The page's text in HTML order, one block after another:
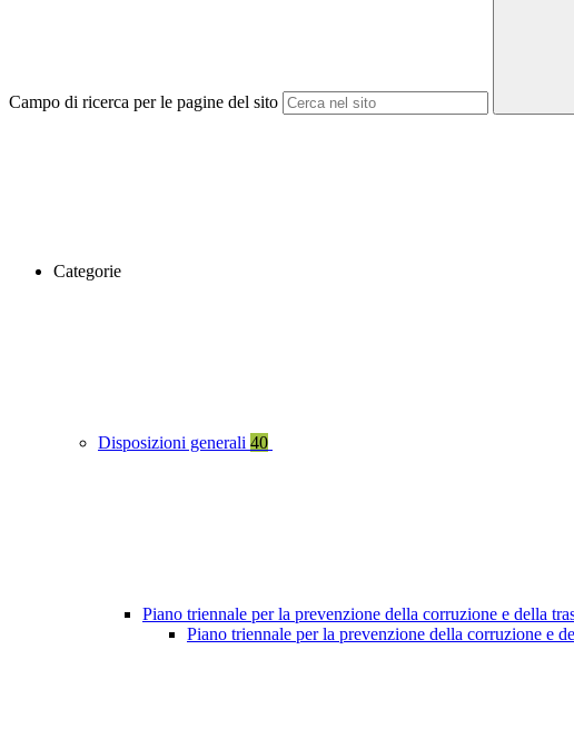
Campo di ricerca per le pagine del sito
Categorie
Disposizioni generali 40
Piano triennale per la prevenzione della corruzione e della
Piano triennale per la prevenzione della corruzione e